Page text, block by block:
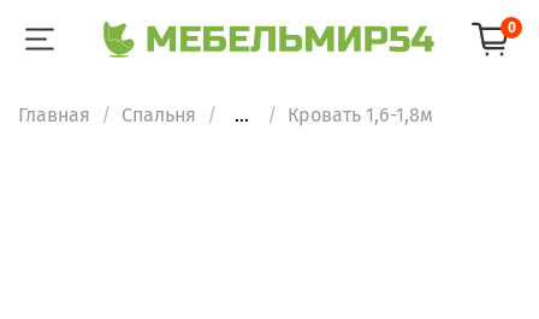
0
Главная Спальня ... Кровать 1,6-1,8м